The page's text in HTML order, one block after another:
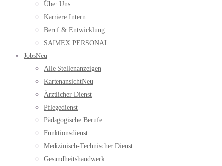
Über Uns
Karriere Intern
Beruf & Entwicklung
SAIMEX PERSONAL
JobsNeu
Alle Stellenanzeigen
KartenansichtNeu
Ärztlicher Dienst
Pflegedienst
Pädagogische Berufe
Funktionsdienst
Medizinisch-Technischer Dienst
Gesundheitshandwerk